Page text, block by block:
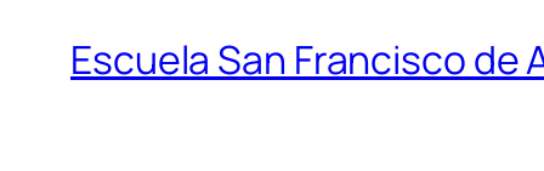
Escuela San Francisco de